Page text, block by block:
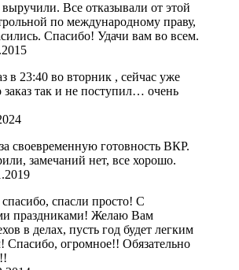
Все отказывали от этой
по международному праву,
Спасибо! Удачи вам во всем.
в 23:40 во вторник , сейчас уже
заказ так и не поступил… очень
своевременную готовность ВКР.
замечаний нет, все хорошо.
спасибо, спасли просто! С
праздниками! Желаю Вам
в делах, пусть год будет легким
Спасибо, огромное!! Обязательно